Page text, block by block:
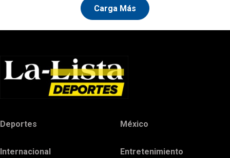
Carga Más
Deportes México
Internacional Entretenimiento